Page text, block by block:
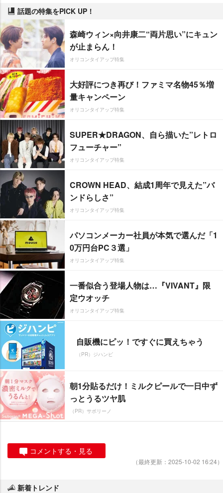
話題の特集をPICK UP！
森崎ウィン×向井康二“両片思い”にキュン
が止まらん！
オリコンタイアップ特集
大好評につき再び！ファミマ名物45％増
量キャンペーン
オリコンタイアップ特集
SUPER★DRAGON、自ら描いた”レトロ
フューチャー”
オリコンタイアップ特集
CROWN HEAD、結成1周年で見えた”バ
ンドらしさ”
オリコンタイアップ特集
パソコンメーカー社員が本気で選んだ「1
0万円台PC３選」
オリコンタイアップ特集
一番似合う登場人物は…『VIVANT』限
定ウオッチ
オリコンタイアップ特集
自販機にピッ！ですぐに買えちゃう
（PR）ジハンピ
朝1分貼るだけ！ミルクピールで一日中ず
っとうるツヤ肌
（PR）サボリーノ
コメントする・見る
（最終更新：2025-10-02 16:24）
新着トレンド